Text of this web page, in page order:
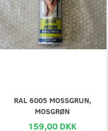
RAL 6005 MOSSGRUN,
MOSGRØN
159,00 DKK